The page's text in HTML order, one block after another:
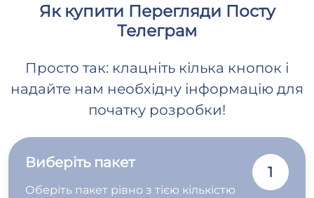
Як купити Перегляди Посту
Телеграм
Просто так: клацніть кілька кнопок і
надайте нам необхідну інформацію для
початку розробки!
Виберіть пакет
Оберіть пакет рівно з тією кількістю
1